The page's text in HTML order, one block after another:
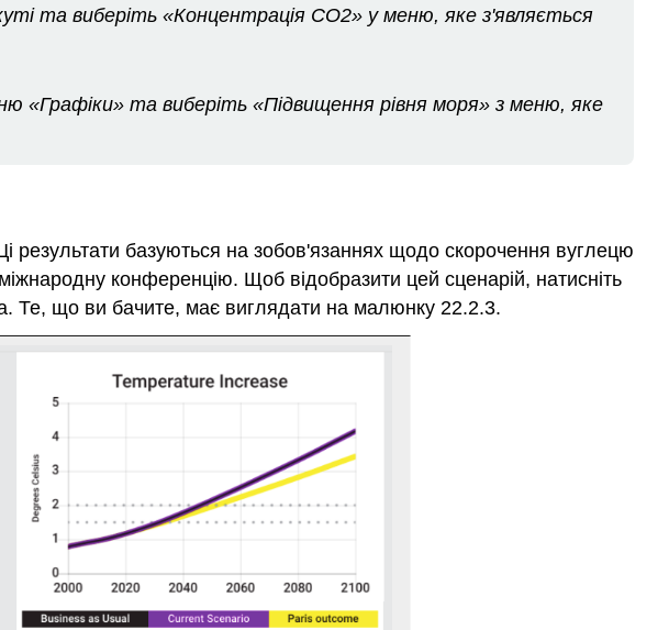
та виберіть «Концентрація CO2» у меню, яке з'являється
«Графіки» та виберіть «Підвищення рівня моря» з меню, яке
базуються на зобов'язаннях щодо скорочення вуглецю
конференцію. Щоб відобразити цей сценарій, натисніть
Те, що ви бачите, має виглядати на малюнку 22.2.3.